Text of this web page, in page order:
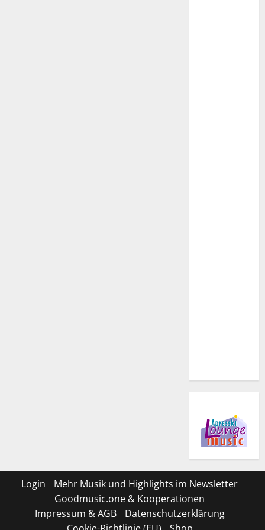
Login
Mehr Musik und Highlights im Newsletter
Goodmusic.one & Kooperationen
Impressum & AGB
Datenschutzerklärung